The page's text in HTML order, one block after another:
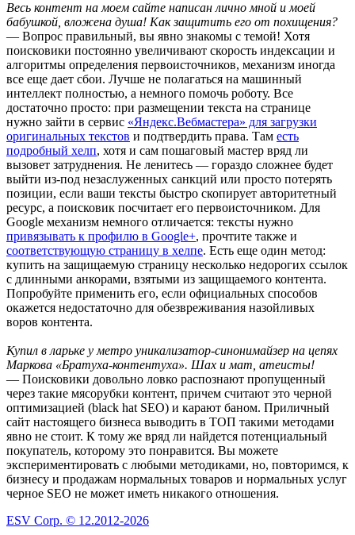
Весь контент на моем сайте написан лично мной и моей
бабушкой, вложена душа! Как защитить его от похищения?
— Вопрос правильный, вы явно знакомы с темой! Хотя
поисковики постоянно увеличивают скорость индексации и
алгоритмы определения первоисточников, механизм иногда
все еще дает сбои. Лучше не полагаться на машинный
интеллект полностью, а немного помочь роботу. Все
достаточно просто: при размещении текста на странице
нужно зайти в сервис «Яндекс.Вебмастера» для загрузки
оригинальных текстов и подтвердить права. Там есть
подробный хелп, хотя и сам пошаговый мастер вряд ли
вызовет затруднения. Не ленитесь — гораздо сложнее будет
выйти из-под незаслуженных санкций или просто потерять
позиции, если ваши тексты быстро скопирует авторитетный
ресурс, а поисковик посчитает его первоисточником. Для
Google механизм немного отличается: тексты нужно
привязывать к профилю в Google+, прочтите также и
соответствующую страницу в хелпе. Есть еще один метод:
купить на защищаемую страницу несколько недорогих ссылок
с длинными анкорами, взятыми из защищаемого контента.
Попробуйте применить его, если официальных способов
окажется недостаточно для обезвреживания назойливых
воров контента.
Купил в ларьке у метро уникализатор-синонимайзер на цепях
Маркова «Братуха-контентуха». Шах и мат, атеисты!
— Поисковики довольно ловко распознают пропущенный
через такие мясорубки контент, причем считают это черной
оптимизацией (black hat SEO) и карают баном. Приличный
сайт настоящего бизнеса выводить в ТОП такими методами
явно не стоит. К тому же вряд ли найдется потенциальный
покупатель, которому это понравится. Вы можете
экспериментировать с любыми методиками, но, повторимся, к
бизнесу и продажам нормальных товаров и нормальных услуг
черное SEO не может иметь никакого отношения.
ESV Corp. © 12.2012-2026